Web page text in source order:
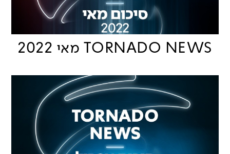
TORNADO NEWS מאי 2022